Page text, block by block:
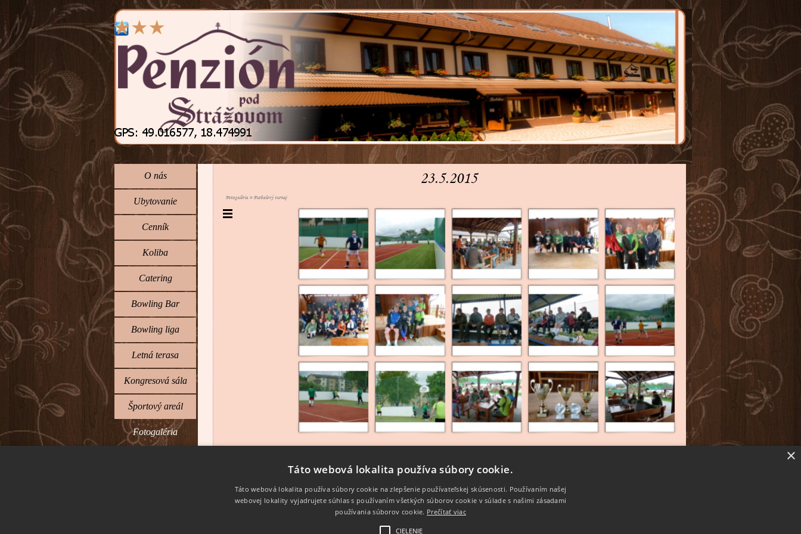
Prejsť na obsah
Preskočiť menu
O nás
Ubytovanie
Cenník
Koliba
Catering
Bowling Bar
Bowling liga
Letná terasa
Kongresová sála
Športový areál
Fotogaléria
23.5.2015
Fotogaléria > Futbalový turnaj
×
Táto webová lokalita používa súbory cookie.
Táto webová lokalita používa súbory cookie na zlepšenie používateľskej skúsenosti. Používaním našej
webovej lokality vyjadrujete súhlas s používaním všetkých súborov cookie v súlade s našimi zásadami
používania súborov cookie. Prečítať viac
CIELENIE